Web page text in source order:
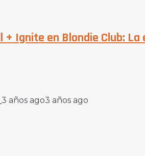
+ Ignite en Blondie Club:
3 años ago3 años ago